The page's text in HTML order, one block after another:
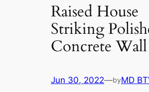
Raised House
Striking
Concrete Wall
Jun 30, 2022—byMD